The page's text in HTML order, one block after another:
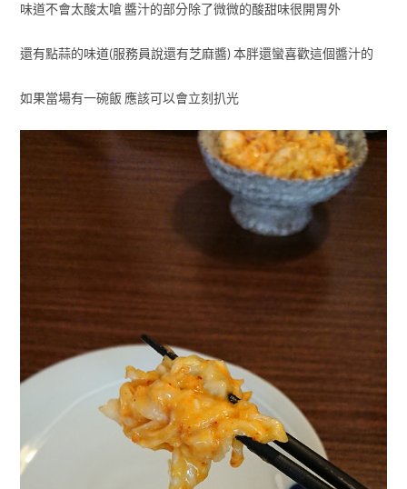
味道不會太酸太嗆 醬汁的部分除了微微的酸甜味很開胃外
還有點蒜的味道(服務員說還有芝麻醬) 本胖還蠻喜歡這個醬汁的
如果當場有一碗飯 應該可以會立刻扒光